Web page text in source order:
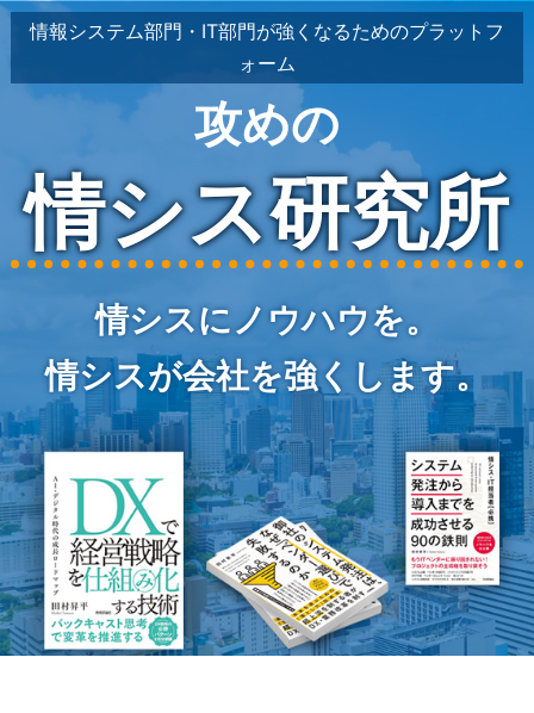
情報システム部門・IT部門が強くなるためのプラットフ
ォーム
攻めの
情シス研究所
情シスにノウハウを。
情シスが会社を強くします。